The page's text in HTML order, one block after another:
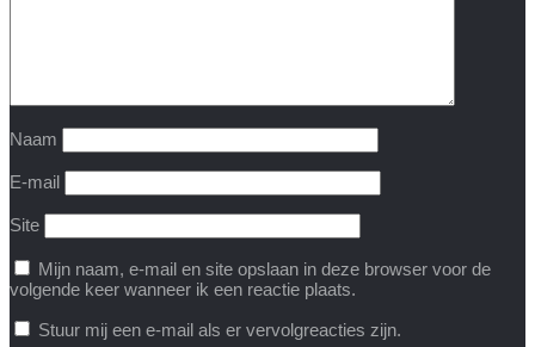
Naam
E-mail
Site
Mijn naam, e-mail en site opslaan in deze browser voor de
volgende keer wanneer ik een reactie plaats.
Stuur mij een e-mail als er vervolgreacties zijn.